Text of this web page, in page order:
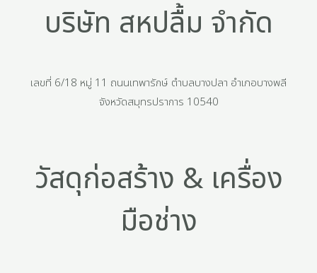
บริษัท สหปลื้ม จำกัด
เลขที่ 6/18 หมู่ 11 ถนนเทพารักษ์ ตำบลบางปลา อำเภอบางพลี
จังหวัดสมุทรปราการ 10540
วัสดุก่อสร้าง & เครื่อง
มือช่าง